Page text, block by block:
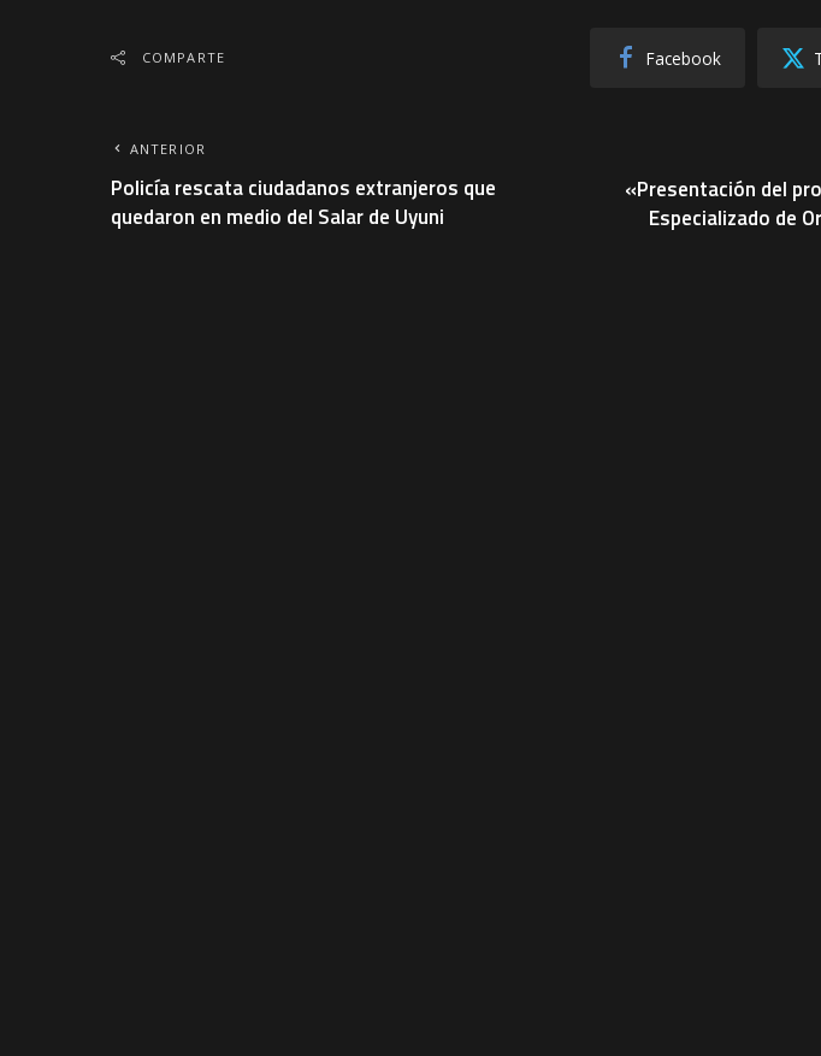
COMPARTE Facebook
ANTERIOR
Policía rescata ciudadanos extranjeros que
quedaron en medio del Salar de Uyuni
«Presentación del
Especializado de